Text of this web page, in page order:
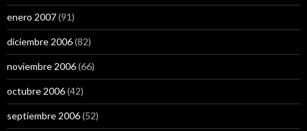
enero 2007(91)
diciembre 2006(82)
noviembre 2006(66)
octubre 2006(42)
septiembre 2006(52)